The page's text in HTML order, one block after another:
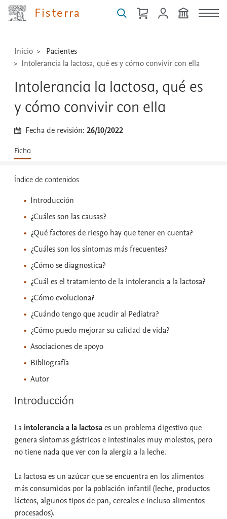
Fisterra
técnicas
...
Inicio
Pacientes
Intolerancia la lactosa, qué es y cómo convivir con ella
Intolerancia la lactosa, qué es
y cómo convivir con ella
Fecha de revisión:26/10/2022
Ficha
Índice de contenidos
Introducción
¿Cuáles son las causas?
¿Qué factores de riesgo hay que tener en cuenta?
¿Cuáles son los síntomas más frecuentes?
¿Cómo se diagnostica?
¿Cuál es el tratamiento de la intolerancia a la lactosa?
¿Cómo evoluciona?
¿Cuándo tengo que acudir al Pediatra?
¿Cómo puedo mejorar su calidad de vida?
Asociaciones de apoyo
Bibliografía
Autor
Introducción
La intolerancia a la lactosaes un problema digestivo que
genera síntomas gástricos e intestinales muy molestos, pero
no tiene nada que ver con la alergia a la leche.
La lactosa es un azúcar que se encuentra en los alimentos
más consumidos por la población infantil (leche, productos
lácteos, algunos tipos de pan, cereales e incluso alimentos
procesados).